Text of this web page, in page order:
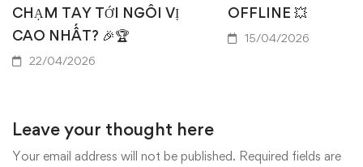
CHẠM TAY TỚI NGÔI VỊ
CAO NHẤT? 🎉🏆
22/04/2026
OFFLINE 💥
15/04/2026
Leave your thought here
Your email address will not be published. Required fields are